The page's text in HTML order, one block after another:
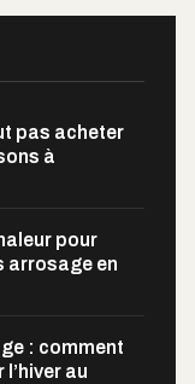
pas acheter
à
pour
arrosage en
: comment
au